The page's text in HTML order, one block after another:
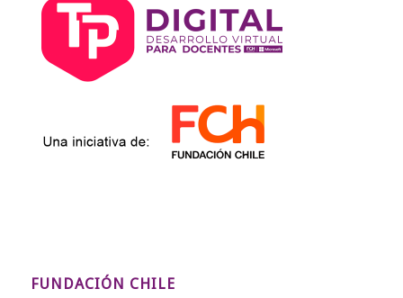
FUNDACIÓN CHILE